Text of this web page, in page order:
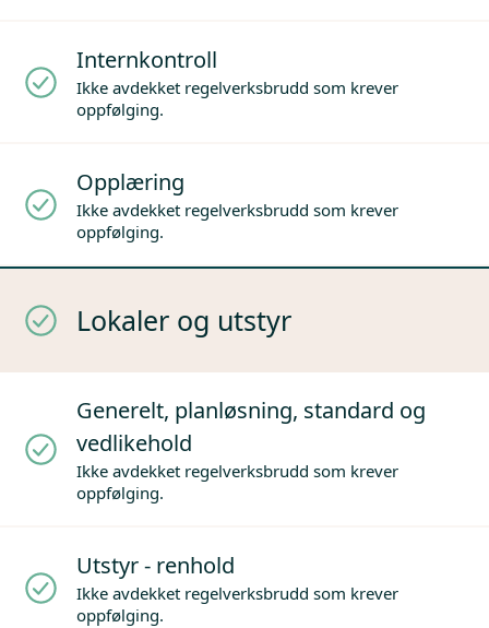
Internkontroll
Ikke avdekket regelverksbrudd som krever
oppfølging.
Opplæring
Ikke avdekket regelverksbrudd som krever
oppfølging.
Lokaler og utstyr
Generelt, planløsning, standard og
vedlikehold
Ikke avdekket regelverksbrudd som krever
oppfølging.
Utstyr - renhold
Ikke avdekket regelverksbrudd som krever
oppfølging.